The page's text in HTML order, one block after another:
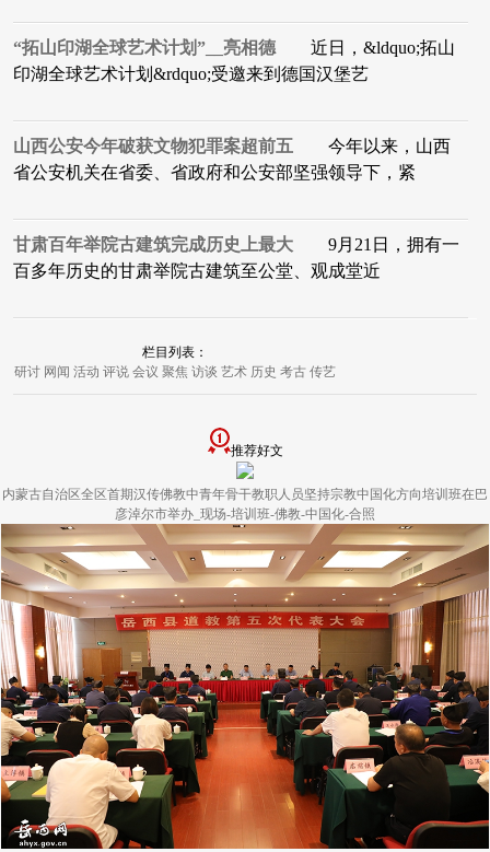
“拓山印湖全球艺术计划”__亮相德 近日，&ldquo;拓山
印湖全球艺术计划&rdquo;受邀来到德国汉堡艺
山西公安今年破获文物犯罪案超前五 今年以来，山西
省公安机关在省委、省政府和公安部坚强领导下，紧
甘肃百年举院古建筑完成历史上最大 9月21日，拥有一
百多年历史的甘肃举院古建筑至公堂、观成堂近
栏目列表：
研讨 网闻 活动 评说 会议 聚焦 访谈 艺术 历史 考古 传艺
推荐好文
内蒙古自治区全区首期汉传佛教中青年骨干教职人员坚持宗教中国化方向培训班在巴
彦淖尔市举办_现场-培训班-佛教-中国化-合照